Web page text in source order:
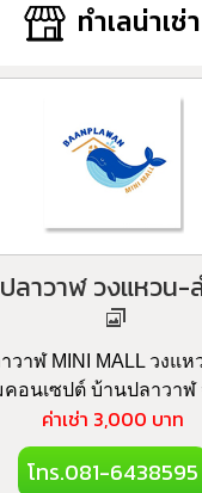
ทำเลน่าเช่า
ลาวาฬ วงแหวน-
วาฬ MINI MALL วงแ
อนเซปต์ บ้านปลาวาฬ
ค่าเช่า 3,000 บาท
โทร.081-6438595